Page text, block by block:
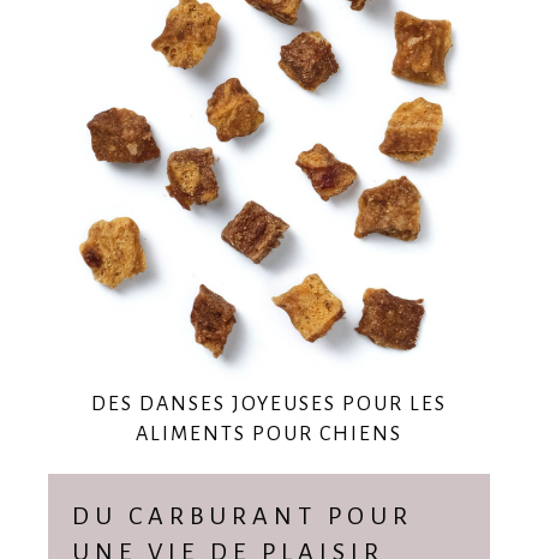
DES DANSES JOYEUSES POUR LES
ALIMENTS POUR CHIENS
DU CARBURANT POUR
UNE VIE DE PLAISIR